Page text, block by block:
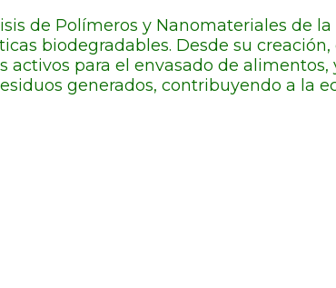
de Polímeros y Nanomateriales de
biodegradables. Desde su
activos para el envasado de
generados, contribuyendo a la